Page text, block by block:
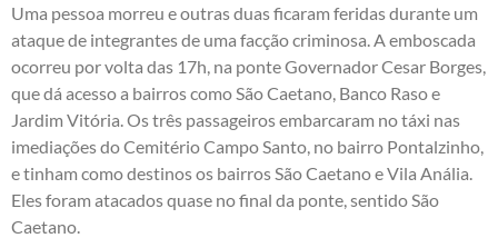
Uma pessoa morreu e outras duas ficaram feridas durante um
ataque de integrantes de uma facção criminosa. A emboscada
ocorreu por volta das 17h, na ponte Governador Cesar Borges,
que dá acesso a bairros como São Caetano, Banco Raso e
Jardim Vitória. Os três passageiros embarcaram no táxi nas
imediações do Cemitério Campo Santo, no bairro Pontalzinho,
e tinham como destinos os bairros São Caetano e Vila Anália.
Eles foram atacados quase no final da ponte, sentido São
Caetano.